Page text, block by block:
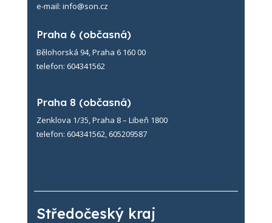
e-mail: info@son.cz
Praha 6 (občasná)
Bělohorská 94, Praha 6 160 00
telefon: 604341562
Praha 8 (občasná)
Zenklova 1/35, Praha 8 – Libeň 1800
telefon: 604341562, 605209587
Středočeský kraj